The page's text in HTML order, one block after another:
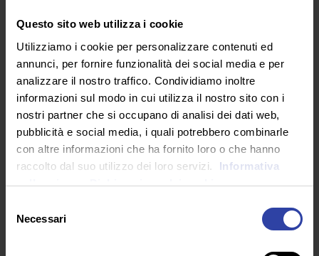
Questo sito web utilizza i cookie
Utilizziamo i cookie per personalizzare contenuti ed
annunci, per fornire funzionalità dei social media e per
analizzare il nostro traffico. Condividiamo inoltre
informazioni sul modo in cui utilizza il nostro sito con i
nostri partner che si occupano di analisi dei dati web,
pubblicità e social media, i quali potrebbero combinarle
con altre informazioni che ha fornito loro o che hanno
raccolto dal suo utilizzo dei loro servizi.
Informativa
sulla privacy. Dichiarazione dei cookie
delNecessari
Art is an act of violence
daGermano Innocenti|Mag 14, 2026|
MONDOVISIONE
È il 2008 quando il giovane astro nascente del
cinema danese, Nicolas Winding Refn, alla
vigilia...